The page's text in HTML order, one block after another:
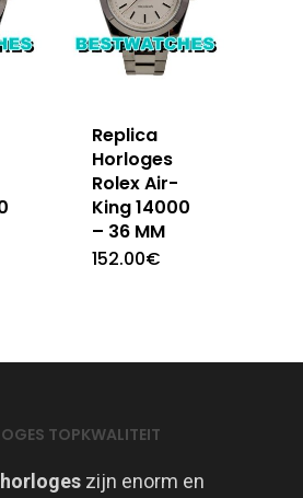
Replica
Horloges
Rolex Air-
King 14000
– 36 MM
152.00€
TOPKWALITEIT
zijn enorm en